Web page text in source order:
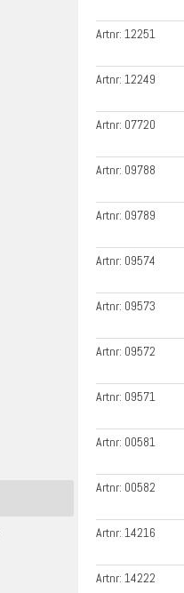
Artnr:12251
Artnr:12249
Artnr: 07720
Artnr: 09788
Artnr: 09789
Artnr: 09574
Artnr: 09573
Artnr: 09572
Artnr: 09571
Artnr: 00581
Artnr: 00582
Artnr:14216
Artnr:14222